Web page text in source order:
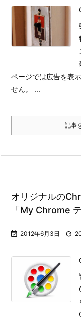
ページでは広告を表
せん。 ...
記事
オリジナルの
「My Chrome
 2012年6月3日 